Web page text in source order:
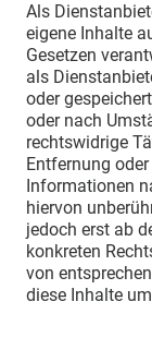
Als
eigene Inhalte
Gesetzen
als
oder
oder nach
rechtswidrige
Entfernung
Informationen
hiervon
jedoch erst ab
konkreten
von
diese Inhalte